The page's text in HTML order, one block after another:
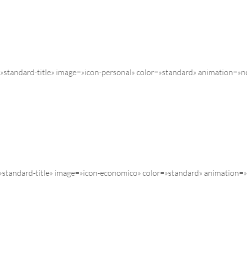
title» image=»icon-personal» color=»standard»
title» image=»icon-economico» color=»standard»